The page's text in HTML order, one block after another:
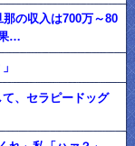
の収入は700万～80
…
、セラピードッグ